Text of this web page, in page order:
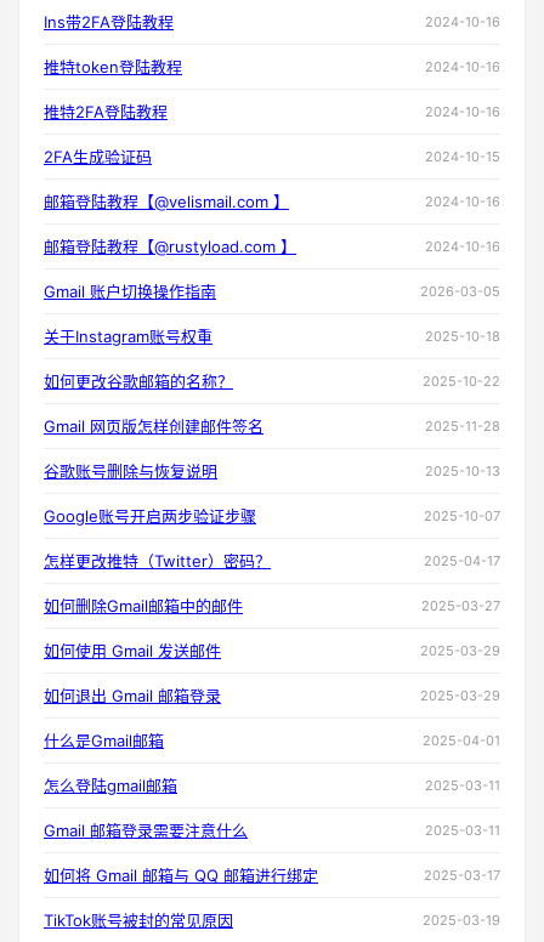
Ins带2FA登陆教程 2024-10-16
推特token登陆教程 2024-10-16
推特2FA登陆教程 2024-10-16
2FA生成验证码 2024-10-15
邮箱登陆教程【@velismail.com 】 2024-10-16
邮箱登陆教程【@rustyload.com 】 2024-10-16
Gmail 账户切换操作指南 2026-03-05
关于Instagram账号权重 2025-10-18
如何更改谷歌邮箱的名称？ 2025-10-22
Gmail 网页版怎样创建邮件签名 2025-11-28
谷歌账号删除与恢复说明 2025-10-13
Google账号开启两步验证步骤 2025-10-07
怎样更改推特（Twitter）密码？ 2025-04-17
如何删除Gmail邮箱中的邮件 2025-03-27
如何使用 Gmail 发送邮件 2025-03-29
如何退出 Gmail 邮箱登录 2025-03-29
什么是Gmail邮箱 2025-04-01
怎么登陆gmail邮箱 2025-03-11
Gmail 邮箱登录需要注意什么 2025-03-11
如何将 Gmail 邮箱与 QQ 邮箱进行绑定 2025-03-17
TikTok账号被封的常见原因 2025-03-19